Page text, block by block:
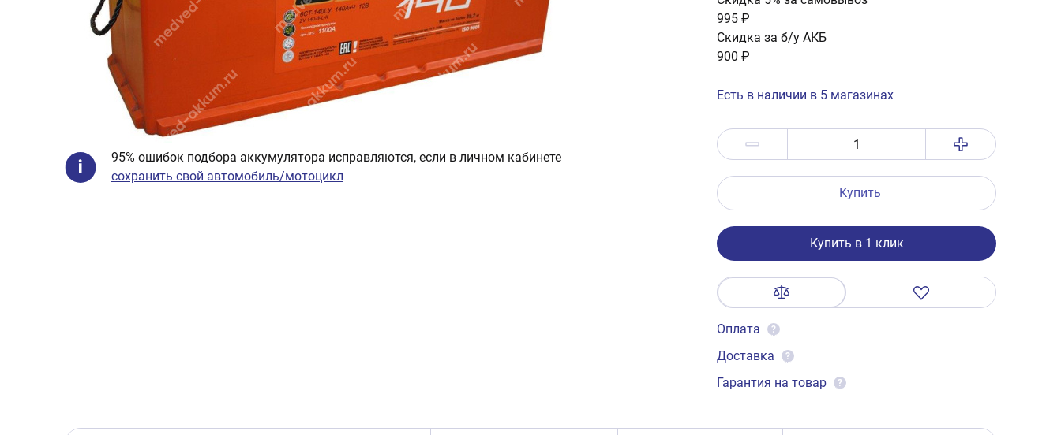
95% ошибок подбора аккумулятора исправляются, если в личном кабинете
сохранить свой автомобиль/мотоцикл
995 ₽
Скидка за б/у АКБ
900 ₽
Есть в наличии в 5 магазинах
Купить
Купить в 1 клик
Оплата ?
Доставка ?
Гарантия на товар ?